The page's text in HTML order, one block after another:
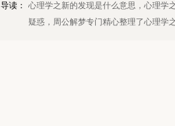
导读：
心理学之新的发现是什么意思，心理学
疑惑，周公解梦专门精心整理了心理学